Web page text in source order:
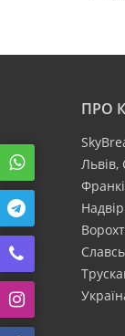
ПРО
Львів,